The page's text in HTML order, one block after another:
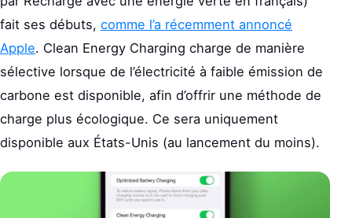
fait ses débuts, comme l’a récemment annoncé
Apple. Clean Energy Charging charge de manière
sélective lorsque de l’électricité à faible émission de
carbone est disponible, afin d’offrir une méthode de
charge plus écologique. Ce sera uniquement
disponible aux États-Unis (au lancement du moins).